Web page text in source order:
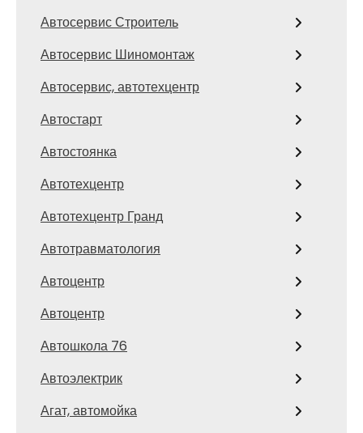
Автосервис Строитель
Автосервис Шиномонтаж
Автосервис, автотехцентр
Автостарт
Автостоянка
Автотехцентр
Автотехцентр Гранд
Автотравматология
Автоцентр
Автоцентр
Автошкола 76
Автоэлектрик
Агат, автомойка